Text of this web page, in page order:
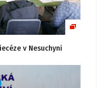
v Nesuchyni